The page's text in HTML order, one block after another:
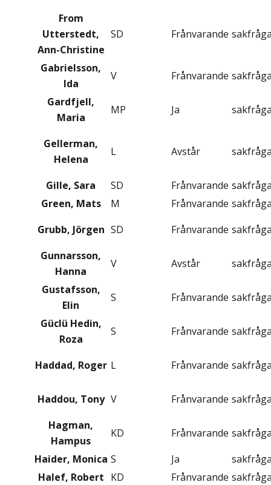
From
Utterstedt,
Ann-Christine
SD Frånvarande
Gabrielsson,
Ida
V Frånvarande
Gardfjell,
Maria
MP Ja
Gellerman,
Helena
L Avstår
Gille, Sara SD Frånvarande
Green, Mats
M Frånvarande
Grubb, Jörgen SD Frånvarande
Gunnarsson,
Hanna
V Avstår
Gustafsson,
Elin
S Frånvarande
Güclü Hedin,
Roza
S Frånvarande
Haddad, Roger L Frånvarande
Haddou, Tony V Frånvarande
Hagman,
Hampus
KD Frånvarande
Haider, Monica S Ja
Halef, Robert KD Frånvarande